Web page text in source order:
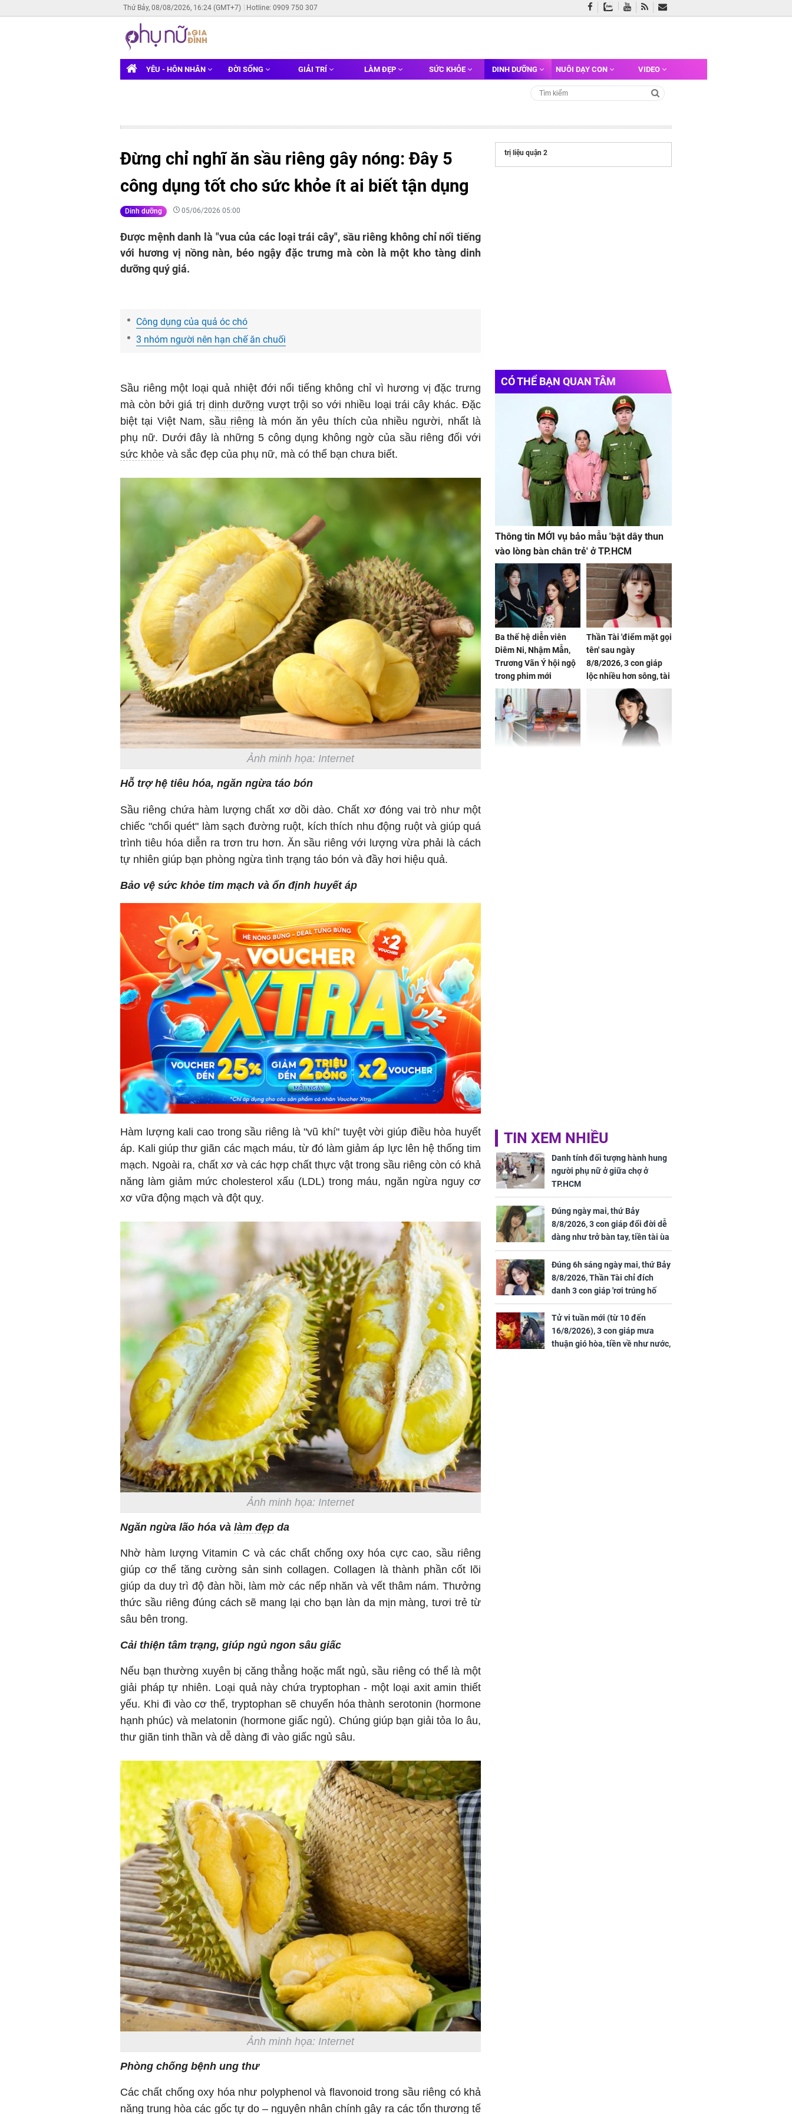
Thứ Bảy, 08/08/2026, 16:24 (GMT+7) Hotline: 0909 750 307
YÊU - HÔN NHÂN ĐỜI SỐNG GIẢI TRÍ LÀM ĐẸP SỨC KHỎE DINH DƯỠNG NUÔI DẠY CON VIDEO
Đừng chỉ nghĩ ăn sầu riêng gây nóng: Đây 5
công dụng tốt cho sức khỏe ít ai biết tận dụng
Dinh dưỡng 05/06/2026 05:00
Được mệnh danh là "vua của các loại trái cây", sầu riêng không chỉ nổi tiếng
với hương vị nồng nàn, béo ngậy đặc trưng mà còn là một kho tàng dinh
dưỡng quý giá.
Công dụng của quả óc chó
3 nhóm người nên hạn chế ăn chuối
Sầu riêng một loại quả nhiệt đới nổi tiếng không chỉ vì hương vị đặc trưng
mà còn bởi giá trị dinh dưỡng vượt trội so với nhiều loại trái cây khác. Đặc
biệt tại Việt Nam,sầu riêng là món ăn yêu thích của nhiều người, nhất là
phụ nữ. Dưới đây là những 5 công dụng không ngờ của sầu riêng đối với
sức khỏe và sắc đẹp của phụ nữ, mà có thể bạn chưa biết.
Ảnh minh họa: Internet
Hỗ trợ hệ tiêu hóa, ngăn ngừa táo bón
Sầu riêng chứa hàm lượng chất xơ dồi dào. Chất xơ đóng vai trò như một
chiếc "chổi quét" làm sạch đường ruột, kích thích nhu động ruột và giúp quá
trình tiêu hóa diễn ra trơn tru hơn. Ăn sầu riêng với lượng vừa phải là cách
tự nhiên giúp bạn phòng ngừa tình trạng táo bón và đầy hơi hiệu quả.
Bảo vệ sức khỏe tim mạch và ổn định huyết áp
Hàm lượng kali cao trong sầu riêng là "vũ khí" tuyệt vời giúp điều hòa huyết
áp. Kali giúp thư giãn các mạch máu, từ đó làm giảm áp lực lên hệ thống tim
mạch. Ngoài ra, chất xơ và các hợp chất thực vật trong sầu riêng còn có khả
năng làm giảm mức cholesterol xấu (LDL) trong máu, ngăn ngừa nguy cơ
xơ vữa động mạch và đột quỵ.
Ảnh minh họa: Internet
Ngăn ngừa lão hóa và làm đẹp da
Nhờ hàm lượng Vitamin C và các chất chống oxy hóa cực cao, sầu riêng
giúp cơ thể tăng cường sản sinh collagen. Collagen là thành phần cốt lõi
giúp da duy trì độ đàn hồi, làm mờ các nếp nhăn và vết thâm nám. Thưởng
thức sầu riêng đúng cách sẽ mang lại cho bạn làn da mịn màng, tươi trẻ từ
sâu bên trong.
Cải thiện tâm trạng, giúp ngủ ngon sâu giấc
Nếu bạn thường xuyên bị căng thẳng hoặc mất ngủ, sầu riêng có thể là một
giải pháp tự nhiên. Loại quả này chứa tryptophan - một loại axit amin thiết
yếu. Khi đi vào cơ thể, tryptophan sẽ chuyển hóa thành serotonin (hormone
hạnh phúc) và melatonin (hormone giấc ngủ). Chúng giúp bạn giải tỏa lo âu,
thư giãn tinh thần và dễ dàng đi vào giấc ngủ sâu.
Ảnh minh họa: Internet
Phòng chống bệnh ung thư
Các chất chống oxy hóa như polyphenol và flavonoid trong sầu riêng có khả
năng trung hòa các gốc tự do – nguyên nhân chính gây ra các tổn thương tế
trị liệu quận 2
CÓ THỂ BẠN QUAN TÂM
Thông tin MỚI vụ bảo mẫu 'bật dây thun
vào lòng bàn chân trẻ' ở TP.HCM
Ba thế hệ diễn viên
Diêm Ni, Nhậm Mẫn,
Trương Vãn Ý hội ngộ
trong phim mới
Thần Tài 'điểm mặt gọi
tên' sau ngày
8/8/2026, 3 con giáp
lộc nhiều hơn sông, tài
vận sáng như trăng
Rằm, chính thức hết
TIN XEM NHIỀU
Danh tính đối tượng hành hung
người phụ nữ ở giữa chợ ở
TP.HCM
Đúng ngày mai, thứ Bảy
8/8/2026, 3 con giáp đổi đời dễ
dàng như trở bàn tay, tiền tài ùa
tới, ngồi không lộc cũng đến,
phú quý theo tới già
Đúng 6h sáng ngày mai, thứ Bảy
8/8/2026, Thần Tài chỉ đích
danh 3 con giáp 'rơi trúng hố
vàng', tiền bạc ùa về nhà 'như lũ
cuốn', vươn mình thành đại gia
trong phút chốc
Tử vi tuần mới (từ 10 đến
16/8/2026), 3 con giáp mưa
thuận gió hòa, tiền về như nước,